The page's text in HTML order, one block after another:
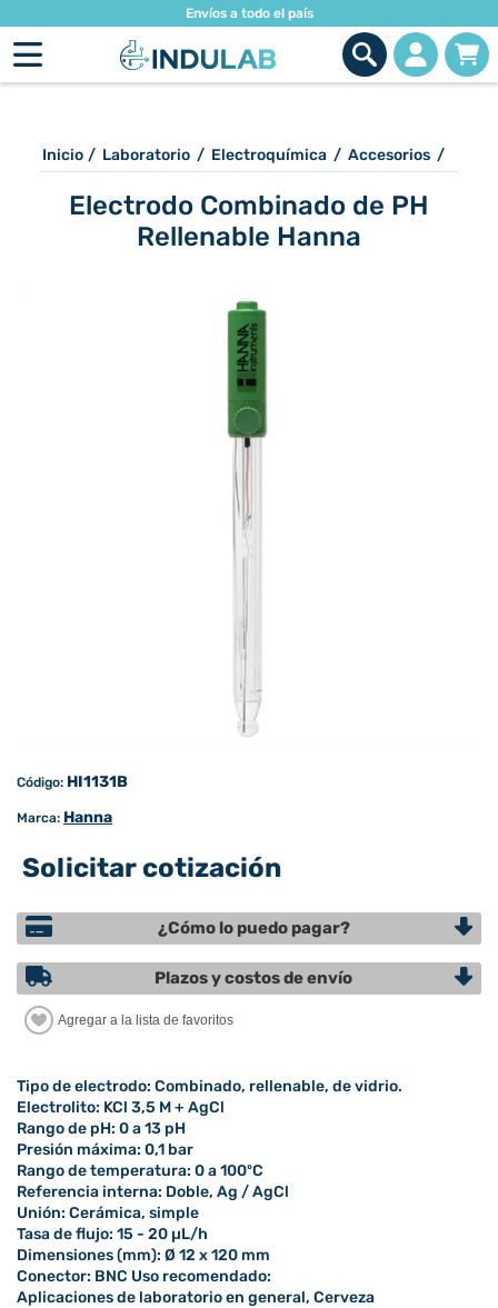
Envíos a todo el país
Inicio / Laboratorio / Electroquímica / Accesorios /
Electrodo Combinado de PH
Rellenable Hanna
Código: HI1131B
Marca: Hanna
Solicitar cotización
¿Cómo lo puedo pagar?
Plazos y costos de envío
Tipo de electrodo: Combinado, rellenable, de vidrio.
Electrolito: KCl 3,5 M + AgCl
Rango de pH: 0 a 13 pH
Presión máxima: 0,1 bar
Rango de temperatura: 0 a 100ºC
Referencia interna: Doble, Ag / AgCl
Unión: Cerámica, simple
Tasa de flujo: 15 - 20 µL/h
Dimensiones (mm): Ø 12 x 120 mm
Conector: BNC Uso recomendado:
Aplicaciones de laboratorio en general, Cerveza